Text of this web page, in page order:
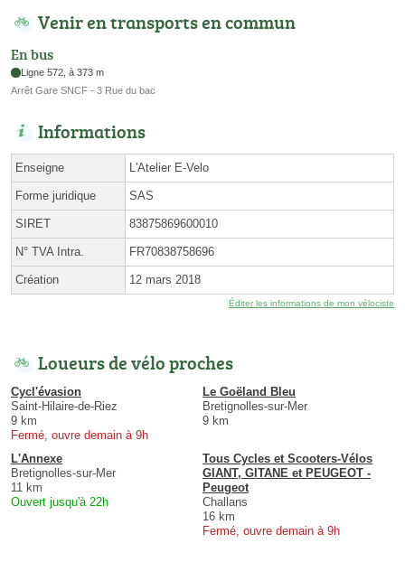
Venir en transports en commun
En bus
Ligne 572, à 373 m
Arrêt Gare SNCF - 3 Rue du bac
Informations
Enseigne L'Atelier E-Velo
Forme juridique SAS
SIRET 83875869600010
N° TVA Intra. FR70838758696
Création 12 mars 2018
Éditer les informations de mon vélociste
Loueurs de vélo proches
Cycl'évasion
Saint-Hilaire-de-Riez
9 km
Fermé, ouvre demain à 9h
Le Goëland Bleu
Bretignolles-sur-Mer
9 km
L'Annexe
Bretignolles-sur-Mer
11 km
Ouvert jusqu'à 22h
Tous Cycles et Scooters-Vélos
GIANT, GITANE et PEUGEOT -
Peugeot
Challans
16 km
Fermé, ouvre demain à 9h